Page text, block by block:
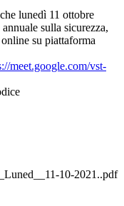
lunedì 11 ottobre
sulla sicurezza,
su piattaforma
meet.google.com/vst-
10-2021..pdf